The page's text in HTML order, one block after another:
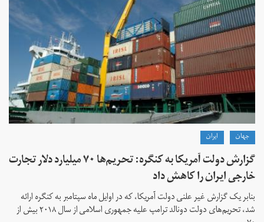
جهان ايران
گزارش دولت آمریکا به کنگره: تحریم‌ها ۷۰ میلیارد دلار تجارت
خارجی ایران را کاهش داد
بنابر یک گزارش غیر علنی دولت آمریکا، که در اوایل ماه سپتامبر به کنگره ارائه
شد، تحریم‌های دولت دونالد ترامپ علیه جمهوری اسلامی از سال ۲۰۱۸ بیش از